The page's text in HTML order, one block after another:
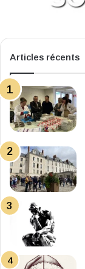
Articles récents